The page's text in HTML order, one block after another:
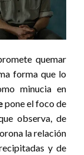
quemar
forma que lo
minucia en
pone el foco de
observa, de
la relación
y de